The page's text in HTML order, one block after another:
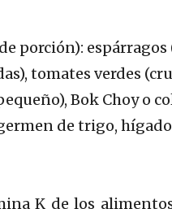
porción):
tomates verdes
Bok Choy o
de trigo,
K de los